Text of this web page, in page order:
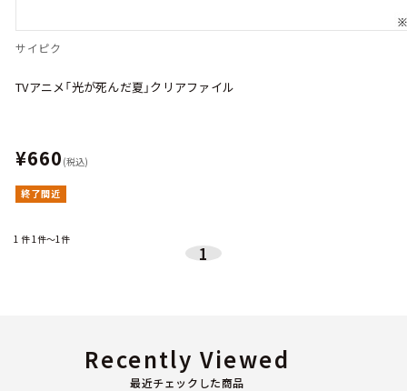
サイピク
TVアニメ「光が死んだ夏」クリアファイル
¥660 (税込)
終了間近
1 件1件～1件
1
最近チェックした商品
Recently Viewed